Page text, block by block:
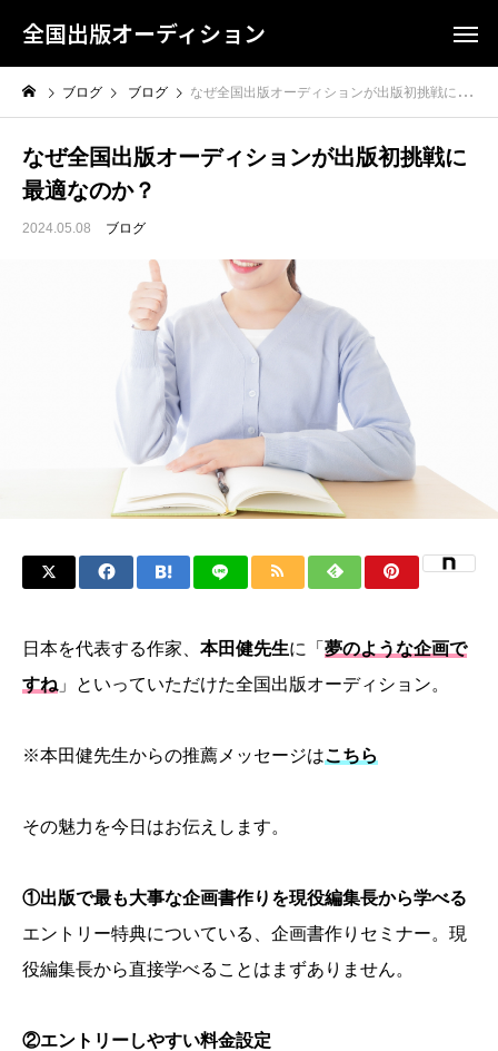
全国出版オーディション
ブログ ブログ なぜ全国出版オーディションが出版初挑戦に最適なのか？
なぜ全国出版オーディションが出版初挑戦に
最適なのか？
2024.05.08 ブログ
日本を代表する作家、 本田健先生に「 夢のような企画で
すね 」といっていただけた全国出版オーディション。
※本田健先生からの推薦メッセージはこちら
その魅力を今日はお伝えします。
①出版で最も大事な企画書作りを現役編集長から学べる
エントリー特典についている、企画書作りセミナー。現
役編集長から直接学べることはまずありません。
②エントリーしやすい料金設定